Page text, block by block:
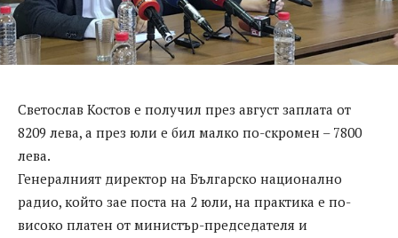
Светослав Костов е получил през август заплата от
8209 лева, а през юли е бил малко по-скромен – 7800
лева.
Генералният директор на Българско национално
радио, който зае поста на 2 юли, на практика е по-
високо платен от министър-председателя и